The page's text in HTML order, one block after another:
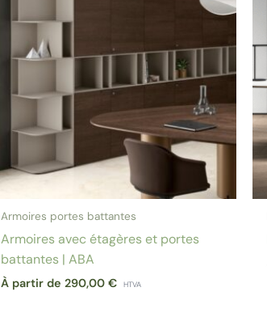
Armoires portes battantes
Armoires avec étagères et portes
battantes | ABA
À partir de290,00€ HTVA